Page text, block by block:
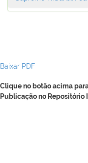
Baixar PDF
Clique no botão acima
Publicação no